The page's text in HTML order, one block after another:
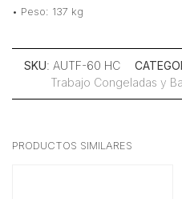
• Peso: 137 kg
SKU: AUTF-60 HC
Trabajo Congeladas y
PRODUCTOS SIMILARES